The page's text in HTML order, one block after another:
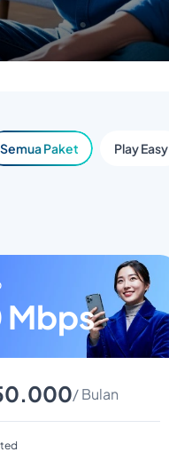
Semua Paket Play Easy
Mbps
/ Bulan